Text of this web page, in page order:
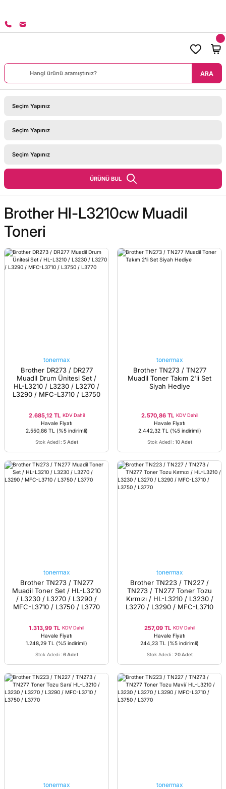
ARA
ÜRÜNÜ BUL
Brother Hl-L3210cw Muadil
Toneri
tonermax
Brother DR273 / DR277
Muadil Drum Ünitesi Set /
HL-L3210 / L3230 / L3270 /
L3290 / MFC-L3710 / L3750
2.685,12 TL KDV Dahil
Havale Fiyatı
2.550,86 TL
(%5 indirimli)
Stok Adedi : 5 Adet
tonermax
Brother TN273 / TN277
Muadil Toner Takım 2'li Set
Siyah Hediye
2.570,86 TL KDV Dahil
Havale Fiyatı
2.442,32 TL
(%5 indirimli)
Stok Adedi : 10 Adet
tonermax
Brother TN273 / TN277
Muadil Toner Set / HL-L3210
/ L3230 / L3270 / L3290 /
MFC-L3710 / L3750 / L3770
1.313,99 TL KDV Dahil
Havale Fiyatı
1.248,29 TL (%5 indirimli)
Stok Adedi : 6 Adet
tonermax
Brother TN223 / TN227 /
TN273 / TN277 Toner Tozu
Kırmızı / HL-L3210 / L3230 /
L3270 / L3290 / MFC-L3710
257,09 TL KDV Dahil
Havale Fiyatı
244,23 TL (%5 indirimli)
Stok Adedi : 20 Adet
tonermax tonermax